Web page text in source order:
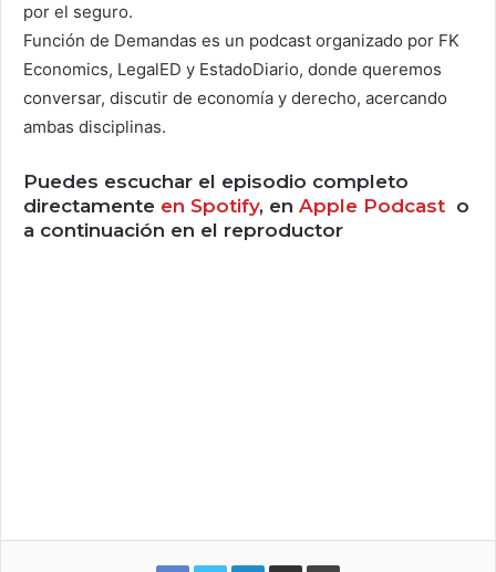
por el seguro.
Función de Demandas es un podcast organizado por FK
Economics, LegalED y EstadoDiario, donde queremos
conversar, discutir de economía y derecho, acercando
ambas disciplinas.
Puedes escuchar el episodio completo
directamente en Spotify, en Apple Podcast o
a continuación en el reproductor